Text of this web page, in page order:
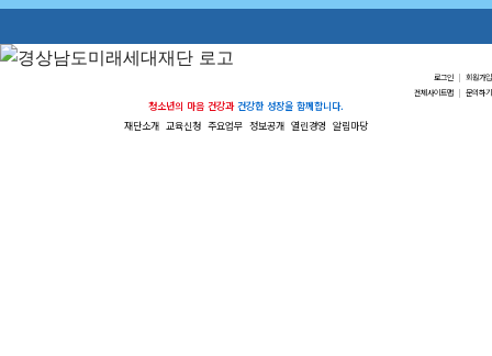
로그인 | 회원가입
전체사이트맵 | 문의하기
청소년의 마음 건강과 건강한 성장을 함께합니다.
재단소개 교육신청 주요업무 정보공개 열린경영 알림마당